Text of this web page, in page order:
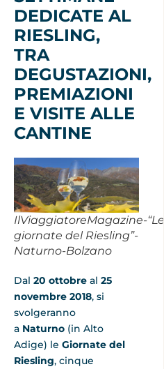
DEDICATE AL
RIESLING,
TRA
DEGUSTAZIONI,
PREMIAZIONI
E VISITE ALLE
CANTINE
IlViaggiatoreMagazine-“Le
giornate del Riesling”-
Naturno-Bolzano
Dal 20 ottobre al 25
novembre 2018, si
svolgeranno
a Naturno (in Alto
Adige) le Giornate del
Riesling, cinque